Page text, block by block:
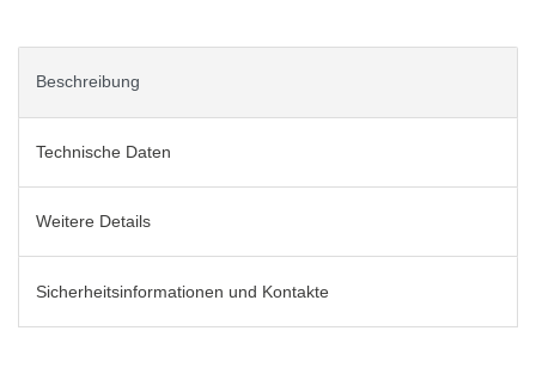
Beschreibung
Technische Daten
Weitere Details
Sicherheitsinformationen und Kontakte